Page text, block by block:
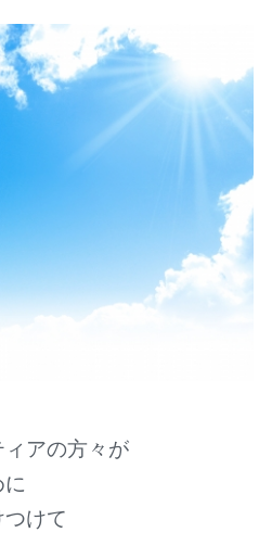
アの方々が
けて